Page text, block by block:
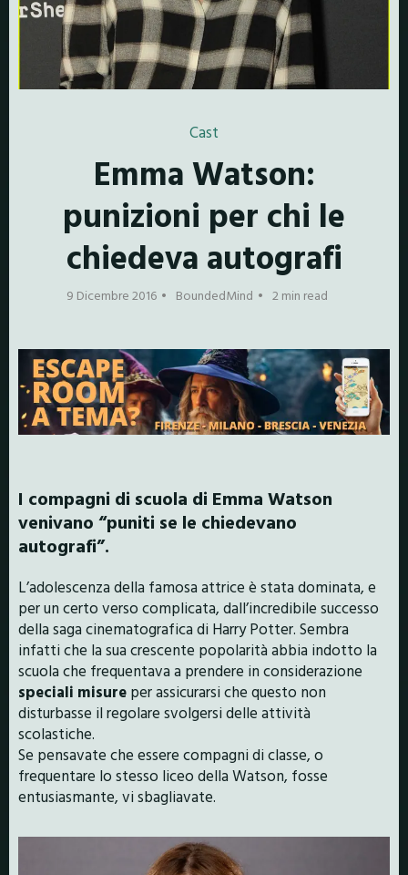
Cast
Emma Watson:
punizioni per chi le
chiedeva autografi
9 Dicembre 2016 BoundedMind 2 min read
I compagni di scuola di Emma Watson
venivano “puniti se le chiedevano
autografi”.
L’adolescenza della famosa attrice è stata dominata, e
per un certo verso complicata, dall’incredibile successo
della saga cinematografica di Harry Potter. Sembra
infatti che la sua crescente popolarità abbia indotto la
scuola che frequentava a prendere in considerazione
speciali misure per assicurarsi che questo non
disturbasse il regolare svolgersi delle attività
scolastiche.
Se pensavate che essere compagni di classe, o
frequentare lo stesso liceo della Watson, fosse
entusiasmante, vi sbagliavate.